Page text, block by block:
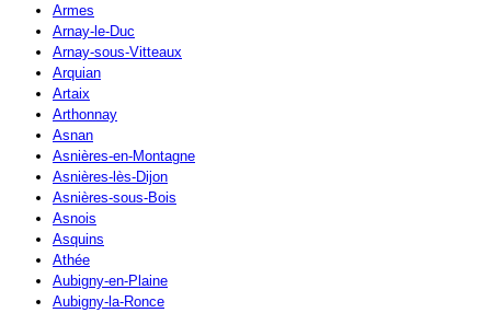
Armes
Arnay-le-Duc
Arnay-sous-Vitteaux
Arquian
Artaix
Arthonnay
Asnan
Asnières-en-Montagne
Asnières-lès-Dijon
Asnières-sous-Bois
Asnois
Asquins
Athée
Aubigny-en-Plaine
Aubigny-la-Ronce